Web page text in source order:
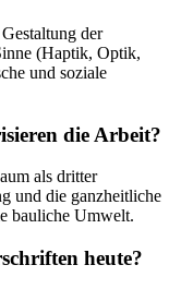
der
(Haptik, Optik,
und soziale
die Arbeit?
als dritter
und die ganzheitliche
bauliche Umwelt.
heute?